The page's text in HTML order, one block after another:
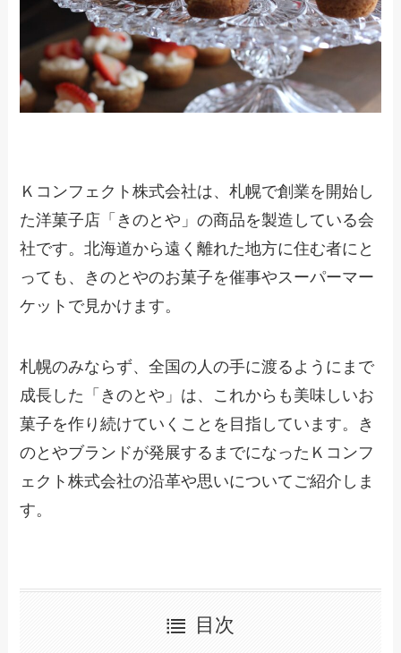
Ｋコンフェクト株式会社は、札幌で創業を開始し
た洋菓子店「きのとや」の商品を製造している会
社です。北海道から遠く離れた地方に住む者にと
っても、きのとやのお菓子を催事やスーパーマー
ケットで見かけます。
札幌のみならず、全国の人の手に渡るようにまで
成長した「きのとや」は、これからも美味しいお
菓子を作り続けていくことを目指しています。き
のとやブランドが発展するまでになったＫコンフ
ェクト株式会社の沿革や思いについてご紹介しま
す。
目次